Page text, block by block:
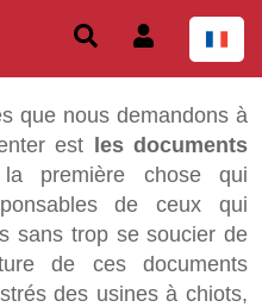
que nous demandons à
est
les documents
première chose qui
de ceux qui
sans trop se soucier de
de ces documents
des usines à chiots,